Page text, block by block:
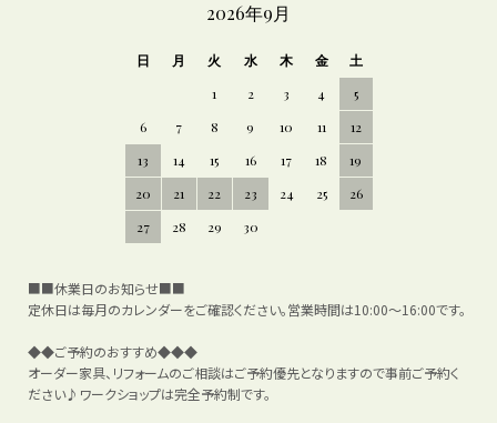
2026年9月
日 月 火 水 木 金
土
1
2 3 4
5
6
7 8 9 10 11
12
13
14 15 16 17 18
19
20
21 22 23 24 25
26
27
28 29 30
■■休業日のお知らせ■■
定休日は毎月のカレンダーをご確認ください。営業時間は10:00～16:00です。
◆◆ご予約のおすすめ◆◆◆
オーダー家具、リフォームのご相談はご予約優先となりますので事前ご予約く
ださい♪ワークショップは完全予約制です。